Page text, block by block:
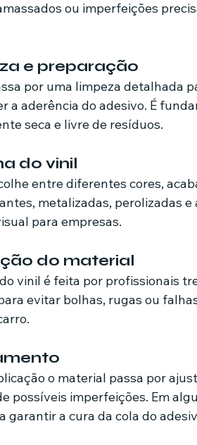
ou imperfeições
e preparação
por uma limpeza detalhada
a aderência do adesivo. É
seca e livre de resíduos.
do vinil
entre diferentes cores,
metalizadas, perolizadas
para empresas.
do material
vinil é feita por profissionais
evitar bolhas, rugas ou
o material passa por
possíveis imperfeições. Em
garantir a cura da cola do